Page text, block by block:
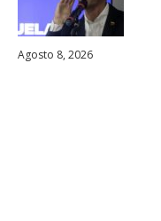
Agosto 8, 2026